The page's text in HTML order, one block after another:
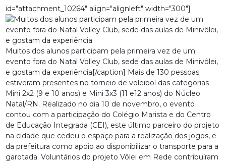
id="attachment_10264" align="alignleft" width="300"]
Muitos dos alunos participam pela primeira vez de um
evento fora do Natal Volley Club, sede das aulas de Minivôlei,
e gostam da experiência[/caption] Mais de 130 pessoas
estiveram presentes no torneio de voleibol das categorias
Mini 2x2 (9 e 10 anos) e Mini 3x3 (11 e12 anos) do Núcleo
Natal/RN. Realizado no dia 10 de novembro, o evento
contou com a participação do Colégio Marista e do Centro
de Educação Integrada (CEI), este último parceiro do projeto
na cidade que cedeu o espaço para a realização dos jogos, e
da prefeitura como apoio ao disponibilizar o transporte para a
garotada. Voluntários do projeto Vôlei em Rede contribuíram